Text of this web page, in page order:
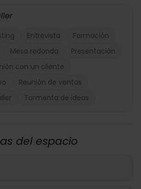
Entrevista
Formación
Mesa redonda
Presentación
con un cliente
Reunión de ventas
Tormenta de ideas
del espacio